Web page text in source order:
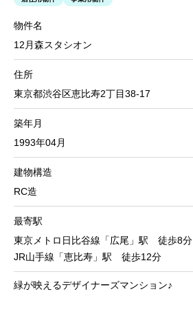
物件名
12月森スタシオン
住所
東京都渋谷区恵比寿2丁目38-17
築年月
1993年04月
建物構造
RC造
最寄駅
東京メトロ日比谷線「広尾」駅 徒歩8分
JR山手線「恵比寿」駅 徒歩12分
緑が映えるデザイナーズマンション♪